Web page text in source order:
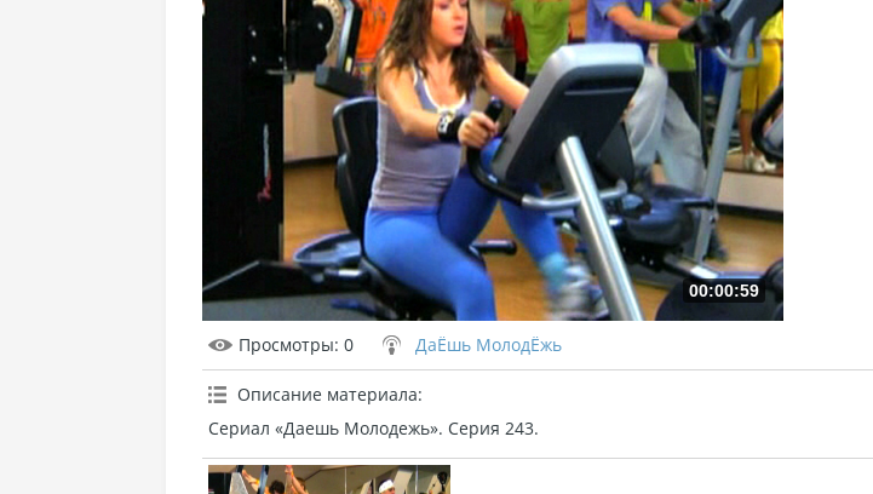
00:00:59
Просмотры: 0 ДаЁшь МолодЁжь
Описание материала:
Сериал «Даешь Молодежь». Серия 243.